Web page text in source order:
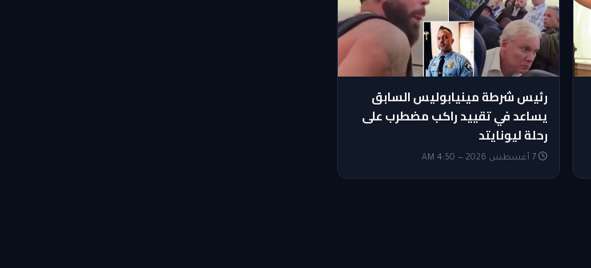
رئيس شرطة مينيابوليس السابق
يساعد في تقييد راكب مضطرب على
رحلة ليونايتد
7 أغسطس 2026 — 4:50 AM